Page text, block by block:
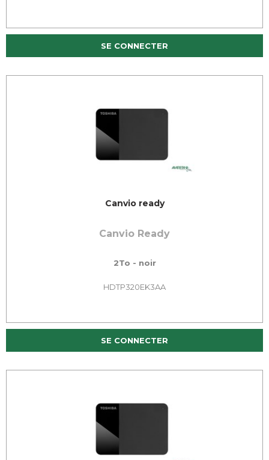
SE CONNECTER
Canvio ready
Canvio Ready
2To - noir
HDTP320EK3AA
SE CONNECTER